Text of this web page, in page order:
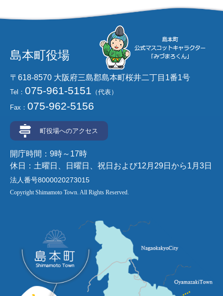
島本町役場
〒618-8570 大阪府三島郡島本町桜井二丁目1番1号
Tel： 075-961-5151 （代表）
Fax： 075-962-5156
町役場へのアクセス
開庁時間：9時～17時
休日：土曜日、日曜日、祝日および12月29日から1月3日
法人番号8000020273015
Copyright Shimamoto Town. All Rights Reserved.